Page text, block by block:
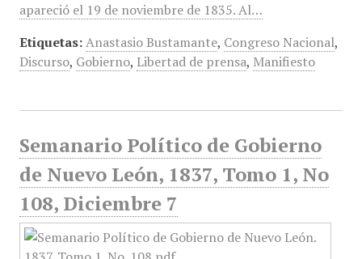
apareció el 19 de noviembre de 1835. Al…
Etiquetas: Anastasio Bustamante, Congreso Nacional,
Discurso, Gobierno, Libertad de prensa, Manifiesto
Semanario Político de Gobierno
de Nuevo León, 1837, Tomo 1, No
108, Diciembre 7